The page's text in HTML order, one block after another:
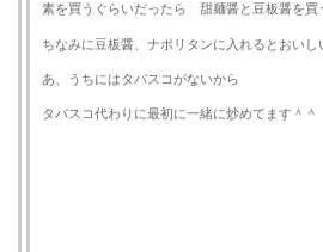
素を買うぐらいだったら 甜麺醤と豆板醤を買
ちなみに豆板醤、ナポリタンに入れるとおいし
あ、うちにはタバスコがないから
タバスコ代わりに最初に一緒に炒めてます＾＾